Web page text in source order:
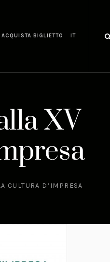
ACQUISTA BIGLIETTO IT
XV
CULTURA D’IMPRESA